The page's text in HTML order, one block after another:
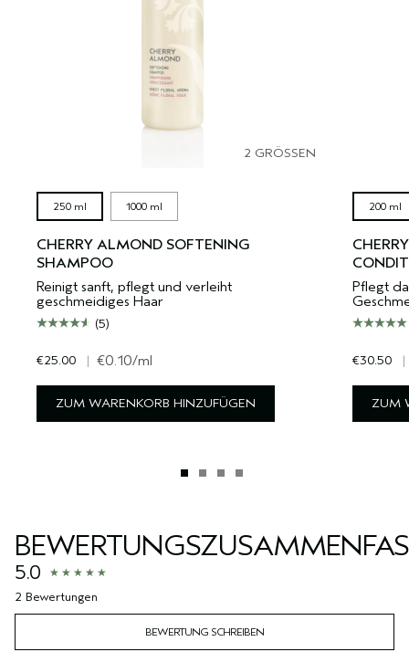
2 GRÖSSEN
250 ml 1000 ml
CHERRY ALMOND SOFTENING
SHAMPOO
Reinigt sanft, pflegt und verleiht
geschmeidiges Haar
(5)
€25.00 | €0.10/ml
ZUM WARENKORB HINZUFÜGEN
200 ml
Pflegt
€30.50 |
ZUM
5.0
2 Bewertungen
BEWERTUNG SCHREIBEN